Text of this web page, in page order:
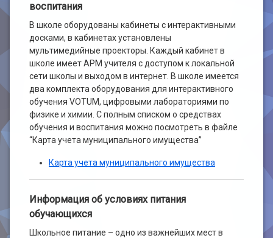
воспитания
В школе оборудованы кабинеты с интерактивными
досками, в кабинетах установлены
мультимедийные проекторы. Каждый кабинет в
школе имеет АРМ учителя с доступом к локальной
сети школы и выходом в интернет. В школе имеется
два комплекта оборудования для интерактивного
обучения VOTUM, цифровыми лабораториями по
физике и химии. С полным списком о средствах
обучения и воспитания можно посмотреть в файле
“Карта учета муниципального имущества”
Карта учета муниципального имущества
Информация об условиях питания
обучающихся
Школьное питание – одно из важнейших мест в